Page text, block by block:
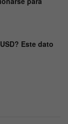
Este dato